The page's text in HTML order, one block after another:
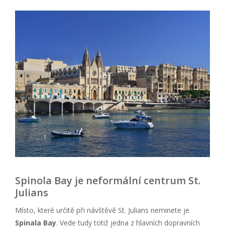
Spinola Bay je neformální centrum St.
Julians
Místo, které určitě při návštěvě St. Julians neminete je
Spinala Bay. Vede tudy totiž jedna z hlavních dopravních